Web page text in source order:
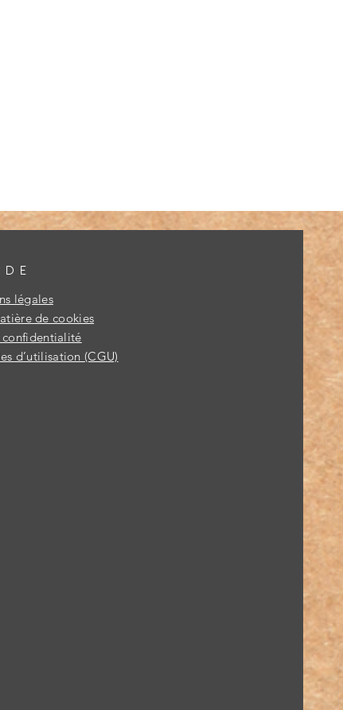
légales
de cookies
d’utilisation (CGU)